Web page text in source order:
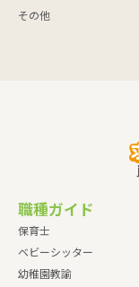
その他
職種ガイド
保育士
ベビーシッター
幼稚園教諭